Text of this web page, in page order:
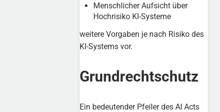
Menschlicher Aufsicht über
Hochrisiko KI-Systeme
weitere Vorgaben je nach Risiko des
KI-Systems vor.
Grundrechtschutz
Ein bedeutender Pfeiler des AI Acts